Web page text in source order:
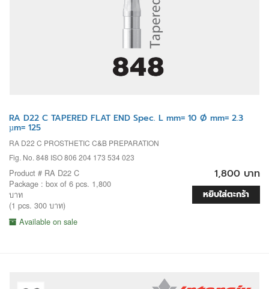
RA D22 C TAPERED FLAT END Spec. L mm= 10 Ø mm= 2.3
µm= 125
RA D22 C PROSTHETIC C&B PREPARATION
Fig. No. 848 ISO 806 204 173 534 023
Product # RA D22 C
Package : box of 6 pcs. 1,800
บาท
(1 pcs. 300 บาท)
Available on sale
1,800 บาท
หยิบใส่ตะกร้า